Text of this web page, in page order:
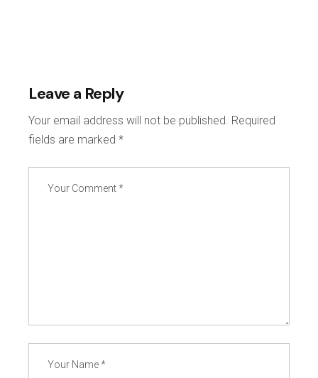
Leave a Reply
Your email address will not be published. Required
fields are marked*